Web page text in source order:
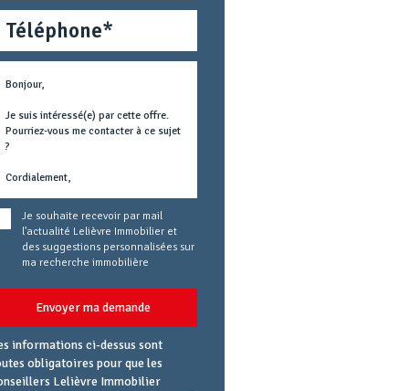
Je souhaite recevoir par mail
l'actualité Lelièvre Immobilier et
des suggestions personnalisées sur
ma recherche immobilière
Envoyer ma demande
informations ci-dessus sont
obligatoires pour que les
Lelièvre Immobilier